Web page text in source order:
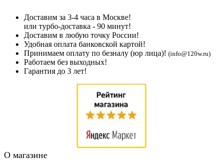
Доставим за 3-4 часа в Москве!
или турбо-доставка - 90 минут!
Доставим в любую точку России!
Удобная оплата банковской картой!
Принимаем оплату по безналу (юр лица)! (info@120w.ru)
Работаем без выходных!
Гарантия до 3 лет!
О магазине